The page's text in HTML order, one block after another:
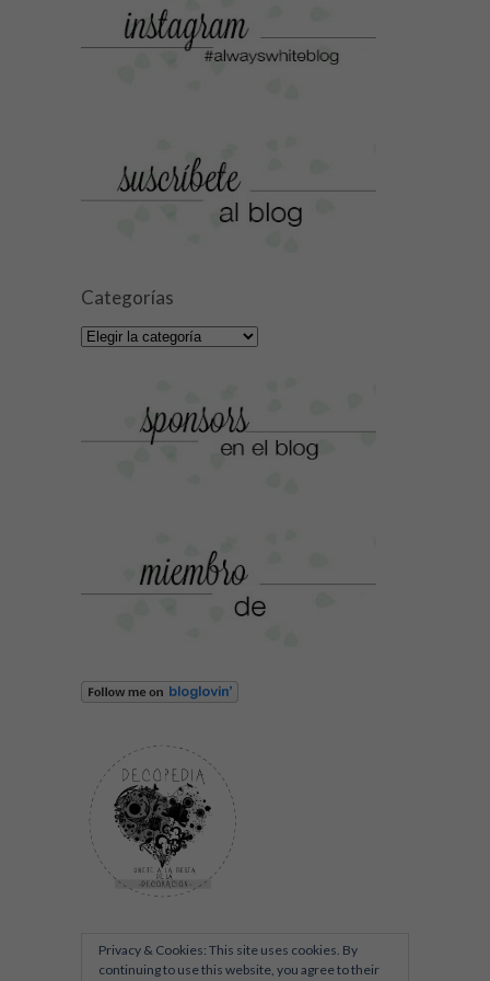
Categorías
Categorías
Privacy & Cookies: This site uses cookies. By
continuing to use this website, you agree to their